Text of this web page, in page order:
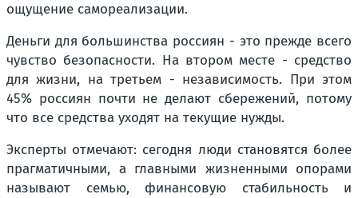
ощущение самореализации.
Деньги для большинства россиян - это прежде всего
чувство безопасности. На втором месте - средство
для жизни, на третьем - независимость. При этом
45% россиян почти не делают сбережений, потому
что все средства уходят на текущие нужды.
Эксперты отмечают: сегодня люди становятся более
прагматичными, а главными жизненными опорами
называют семью, финансовую стабильность и